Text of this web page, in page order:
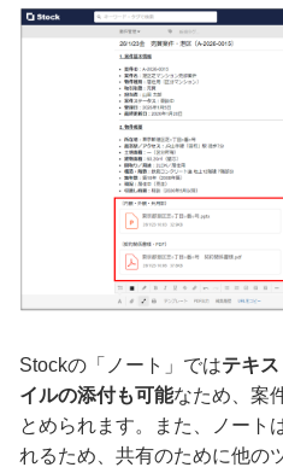
Stockの「ノート」ではテキ
イルの添付も可能なため、案
とめられます。また、ノート
れるため、共有のために他の